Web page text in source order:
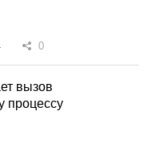
0
вызов
процессу